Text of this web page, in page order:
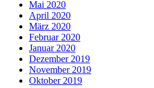
Mai 2020
April 2020
März 2020
Februar 2020
Januar 2020
Dezember 2019
November 2019
Oktober 2019